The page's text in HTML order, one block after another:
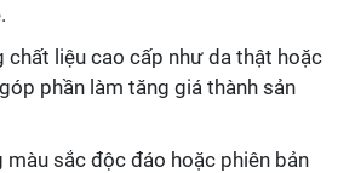
chất liệu cao cấp như da thật hoặc
phần làm tăng giá thành sản
màu sắc độc đáo hoặc phiên bản